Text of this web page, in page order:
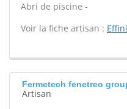
Abri de piscine -
Voir la fiche artisan :
Fermetech fenetreo
Artisan